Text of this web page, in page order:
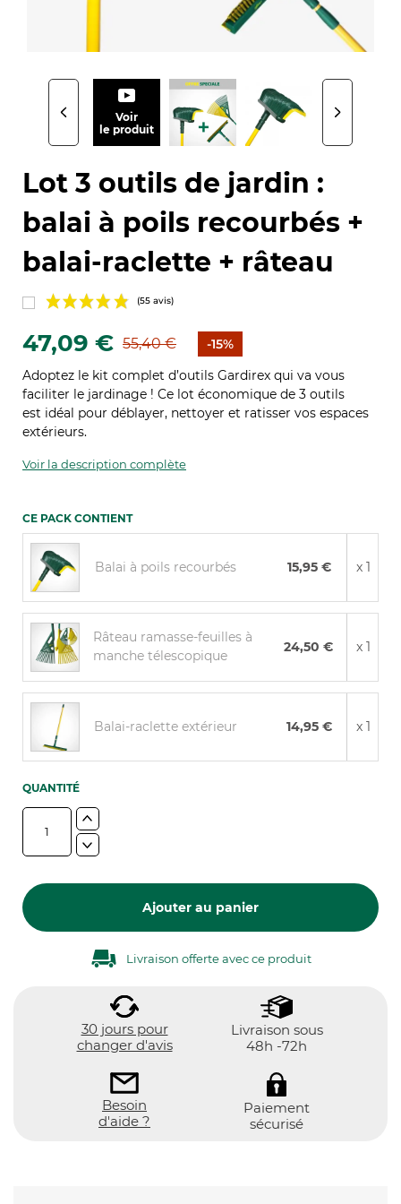
Voir
le produit
Lot 3 outils de jardin :
balai à poils recourbés +
balai-raclette + râteau
(55 avis)
47,09 € 55,40 €
-15%
Adoptez le kit complet d’outils Gardirex qui va vous
faciliter le jardinage ! Ce lot économique de 3 outils
est idéal pour déblayer, nettoyer et ratisser vos espaces
extérieurs.
Voir la description complète
CE PACK CONTIENT
Balai à poils recourbés 15,95 € x 1
Râteau ramasse-feuilles à
manche télescopique
24,50 € x 1
Balai-raclette extérieur 14,95 € x 1
QUANTITÉ
Ajouter au panier
Livraison offerte avec ce produit
30 jours pour
changer d'avis
Livraison sous
48h -72h
Besoin
d'aide ?
Paiement
sécurisé